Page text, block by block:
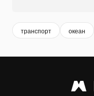
транспорт океан